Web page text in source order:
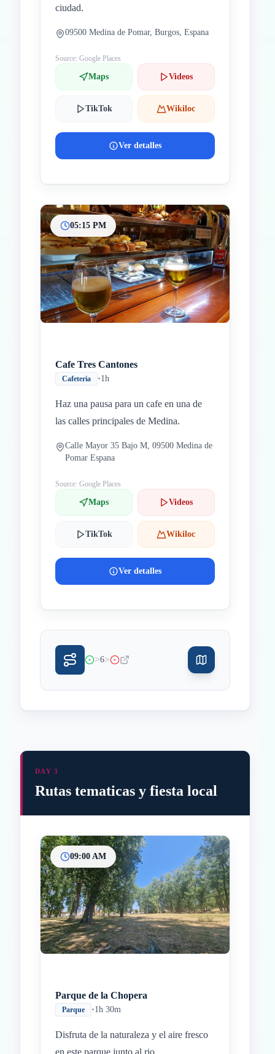
ciudad.
09500 Medina de Pomar, Burgos, Espana
Source: Google Places
Maps Videos
TikTok Wikiloc
Ver detalles
05:15 PM
Cafe Tres Cantones
Cafeteria •1h
Haz una pausa para un cafe en una de
las calles principales de Medina.
Calle Mayor 35 Bajo M, 09500 Medina de
Pomar Espana
Source: Google Places
Maps Videos
TikTok Wikiloc
Ver detalles
>6>
InicioParadas intermedias
Final
DAY 3
Rutas tematicas y fiesta local
09:00 AM
Parque de la Chopera
Parque •1h 30m
Disfruta de la naturaleza y el aire fresco
en este parque junto al rio.